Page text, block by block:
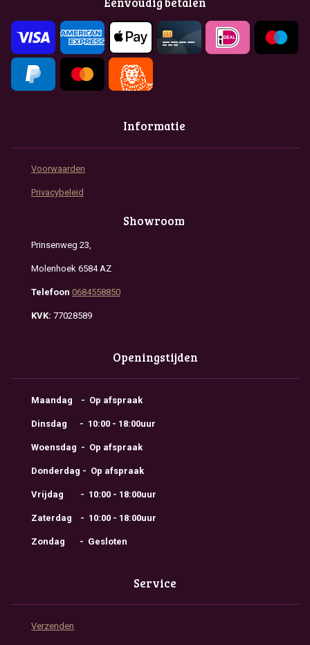
o
k
r
a
m
p
p
Informatie
Voorwaarden
Privacybeleid
Showroom
Prinsenweg 23,
Molenhoek 6584 AZ
Telefoon 0684558850
KVK: 77028589
Openingstijden
Maandag - Op afspraak
Dinsdag - 10:00 - 18:00uur
Woensdag - Op afspraak
Donderdag - Op afspraak
Vrijdag - 10:00 - 18:00uur
Zaterdag - 10:00 - 18:00uur
Zondag - Gesloten
Service
Verzenden